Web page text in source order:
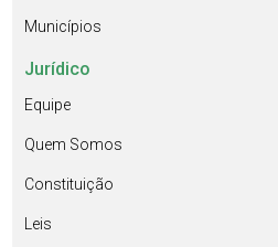
Municípios
Jurídico
Equipe
Quem Somos
Constituição
Leis